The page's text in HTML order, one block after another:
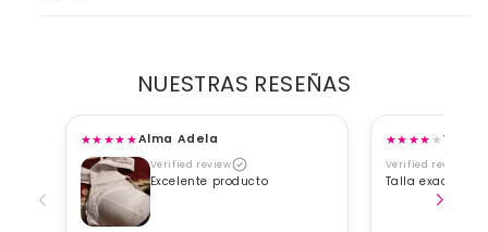
NUESTRAS RESEÑAS
★★★★★Alma Adela
Verified review
Excelente producto
★★★★★
Verified review
Talla exacta,